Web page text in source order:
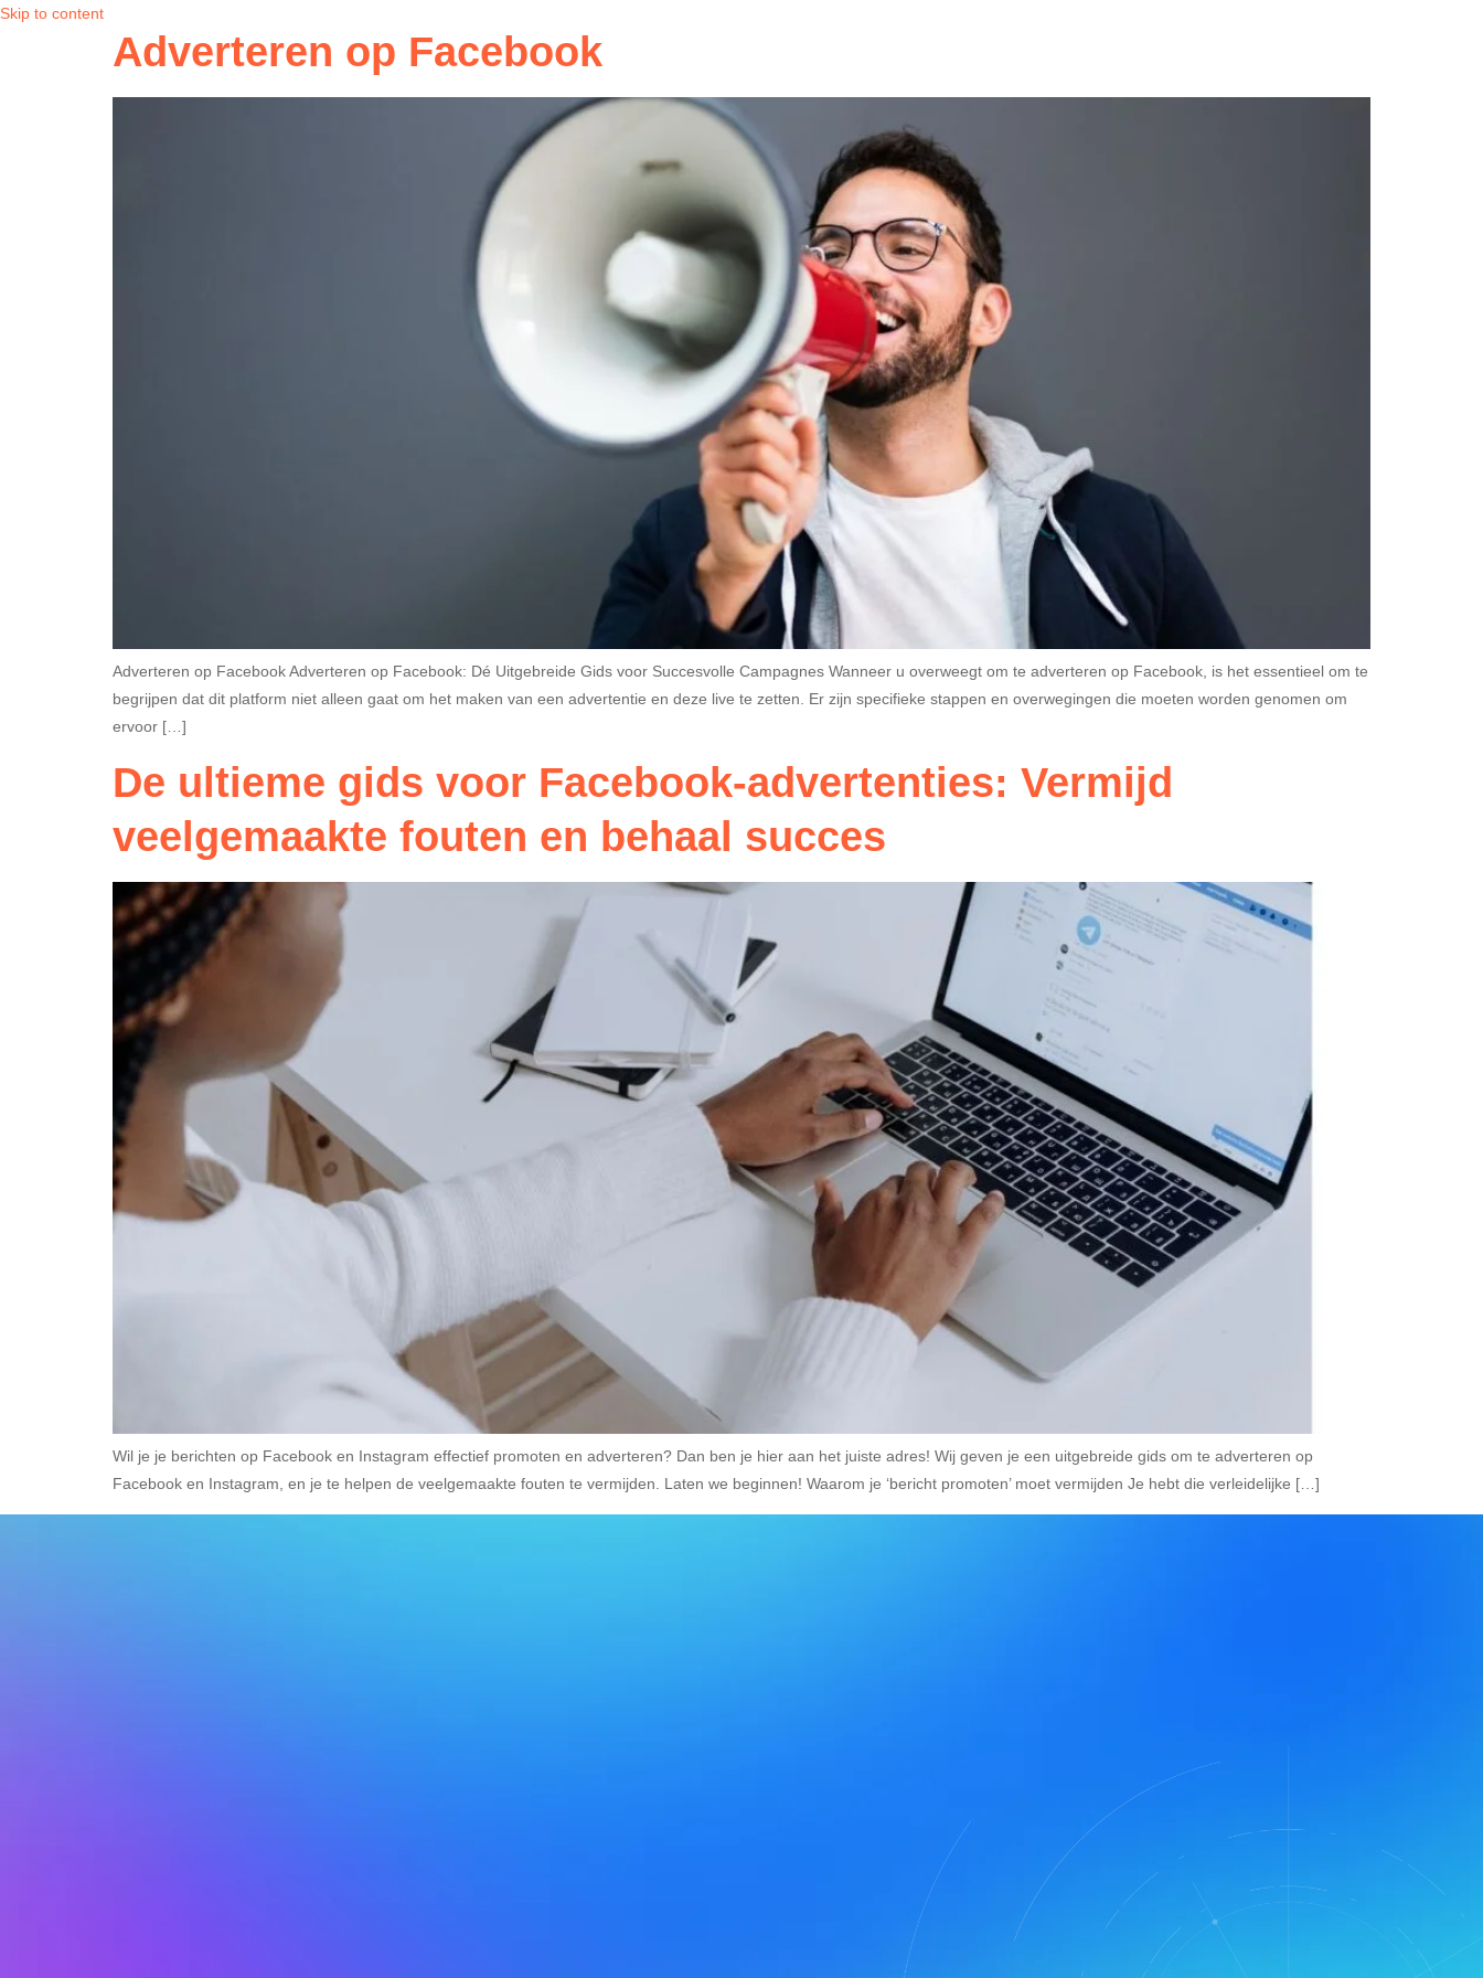
Skip to content
Adverteren op Facebook
Adverteren op Facebook Adverteren op Facebook: Dé Uitgebreide Gids voor Succesvolle Campagnes Wanneer u overweegt om te adverteren op Facebook, is het essentieel om te
begrijpen dat dit platform niet alleen gaat om het maken van een advertentie en deze live te zetten. Er zijn specifieke stappen en overwegingen die moeten worden genomen om
ervoor […]
De ultieme gids voor Facebook-advertenties: Vermijd
veelgemaakte fouten en behaal succes
Wil je je berichten op Facebook en Instagram effectief promoten en adverteren? Dan ben je hier aan het juiste adres! Wij geven je een uitgebreide gids om te adverteren op
Facebook en Instagram, en je te helpen de veelgemaakte fouten te vermijden. Laten we beginnen! Waarom je ‘bericht promoten’ moet vermijden Je hebt die verleidelijke […]